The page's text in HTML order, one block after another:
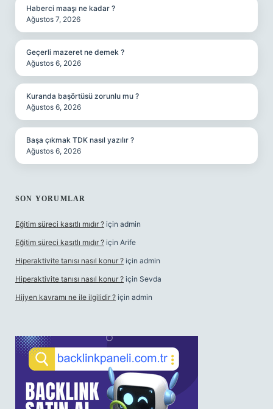
Haberci maaşı ne kadar ?
Ağustos 7, 2026
Geçerli mazeret ne demek ?
Ağustos 6, 2026
Kuranda başörtüsü zorunlu mu ?
Ağustos 6, 2026
Başa çıkmak TDK nasıl yazılır ?
Ağustos 6, 2026
SON YORUMLAR
Eğitim süreci kasıtlı mıdır ? için admin
Eğitim süreci kasıtlı mıdır ? için Arife
Hiperaktivite tanısı nasıl konur ? için admin
Hiperaktivite tanısı nasıl konur ? için Sevda
Hijyen kavramı ne ile ilgilidir ? için admin